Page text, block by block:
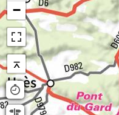
−
⌅